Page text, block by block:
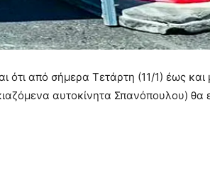
από σήμερα Τετάρτη (11/1) έως
αυτοκίνητα Σπανόπουλου) θα